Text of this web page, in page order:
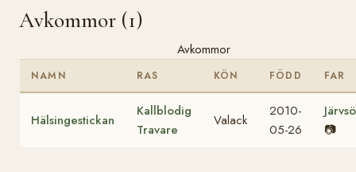
Avkommor (1)
Avkommor
NAMN RAS KÖN FÖDD FAR
Hälsingestickan
Kallblodig
Travare
Valack
2010-
05-26
📷